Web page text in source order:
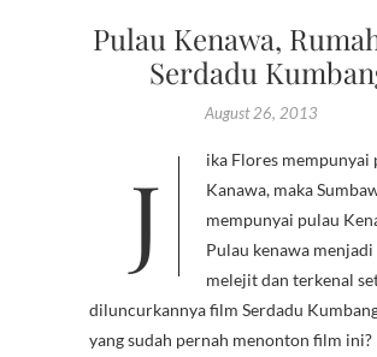
Pulau Kenawa,
Serdadu
August 26, 2013
Jika Flores mempunyai pulau
Kanawa, maka
mempunyai pulau
Pulau kenawa
melejit dan terkenal
diluncurkannya film Serdadu
yang sudah pernah menonton film ini?